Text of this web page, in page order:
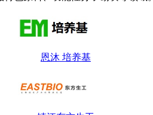
恩沐 培养基